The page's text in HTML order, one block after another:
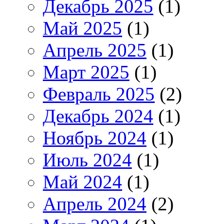
Декабрь 2025 (1)
Май 2025 (1)
Апрель 2025 (1)
Март 2025 (1)
Февраль 2025 (2)
Декабрь 2024 (1)
Ноябрь 2024 (1)
Июль 2024 (1)
Май 2024 (1)
Апрель 2024 (2)